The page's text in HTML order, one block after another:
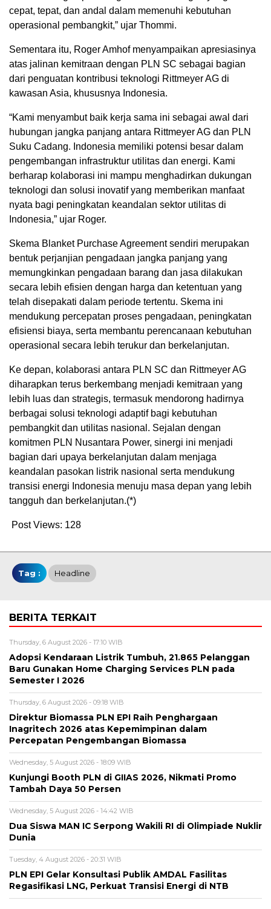
cepat, tepat, dan andal dalam memenuhi kebutuhan
operasional pembangkit,” ujar Thommi.
Sementara itu, Roger Amhof menyampaikan apresiasinya
atas jalinan kemitraan dengan PLN SC sebagai bagian
dari penguatan kontribusi teknologi Rittmeyer AG di
kawasan Asia, khususnya Indonesia.
“Kami menyambut baik kerja sama ini sebagai awal dari
hubungan jangka panjang antara Rittmeyer AG dan PLN
Suku Cadang. Indonesia memiliki potensi besar dalam
pengembangan infrastruktur utilitas dan energi. Kami
berharap kolaborasi ini mampu menghadirkan dukungan
teknologi dan solusi inovatif yang memberikan manfaat
nyata bagi peningkatan keandalan sektor utilitas di
Indonesia,” ujar Roger.
Skema Blanket Purchase Agreement sendiri merupakan
bentuk perjanjian pengadaan jangka panjang yang
memungkinkan pengadaan barang dan jasa dilakukan
secara lebih efisien dengan harga dan ketentuan yang
telah disepakati dalam periode tertentu. Skema ini
mendukung percepatan proses pengadaan, peningkatan
efisiensi biaya, serta membantu perencanaan kebutuhan
operasional secara lebih terukur dan berkelanjutan.
Ke depan, kolaborasi antara PLN SC dan Rittmeyer AG
diharapkan terus berkembang menjadi kemitraan yang
lebih luas dan strategis, termasuk mendorong hadirnya
berbagai solusi teknologi adaptif bagi kebutuhan
pembangkit dan utilitas nasional. Sejalan dengan
komitmen PLN Nusantara Power, sinergi ini menjadi
bagian dari upaya berkelanjutan dalam menjaga
keandalan pasokan listrik nasional serta mendukung
transisi energi Indonesia menuju masa depan yang lebih
tangguh dan berkelanjutan.(*)
Post Views: 128
Tag : Headline
BERITA TERKAIT
Thursday, 6 August 2026 - 17:10 WIB
Adopsi Kendaraan Listrik Tumbuh, 21.865 Pelanggan
Baru Gunakan Home Charging Services PLN pada
Semester I 2026
Thursday, 6 August 2026 - 09:18 WIB
Direktur Biomassa PLN EPI Raih Penghargaan
Inagritech 2026 atas Kepemimpinan dalam
Percepatan Pengembangan Biomassa
Wednesday, 5 August 2026 - 18:09 WIB
Kunjungi Booth PLN di GIIAS 2026, Nikmati Promo
Tambah Daya 50 Persen
Wednesday, 5 August 2026 - 14:42 WIB
Dua Siswa MAN IC Serpong Wakili RI di Olimpiade Nuklir
Dunia
Tuesday, 4 August 2026 - 20:31 WIB
PLN EPI Gelar Konsultasi Publik AMDAL Fasilitas
Regasifikasi LNG, Perkuat Transisi Energi di NTB